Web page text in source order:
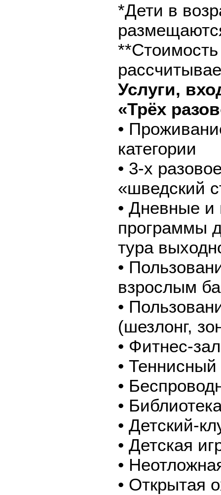
*Дети в
Услуги,
«Трёх
•
категории
• 3-х
«шведский
• Дневные и
программы
тура
•
взрослым
•
(шезлонг,
• Фитнес-зал
•
•
•
• Детский-
• Детская
•
• Открытая